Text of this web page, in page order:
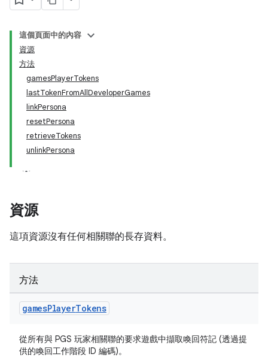
這個頁面中的內容
資源
方法
gamesPlayerTokens
lastTokenFromAllDeveloperGames
linkPersona
resetPersona
retrieveTokens
unlinkPersona
資源
這項資源沒有任何相關聯的長存資料。
方法
gamesPlayerTokens
從所有與 PGS 玩家相關聯的要求遊戲中擷取喚回符記 (透過提
供的喚回工作階段 ID 編碼)。